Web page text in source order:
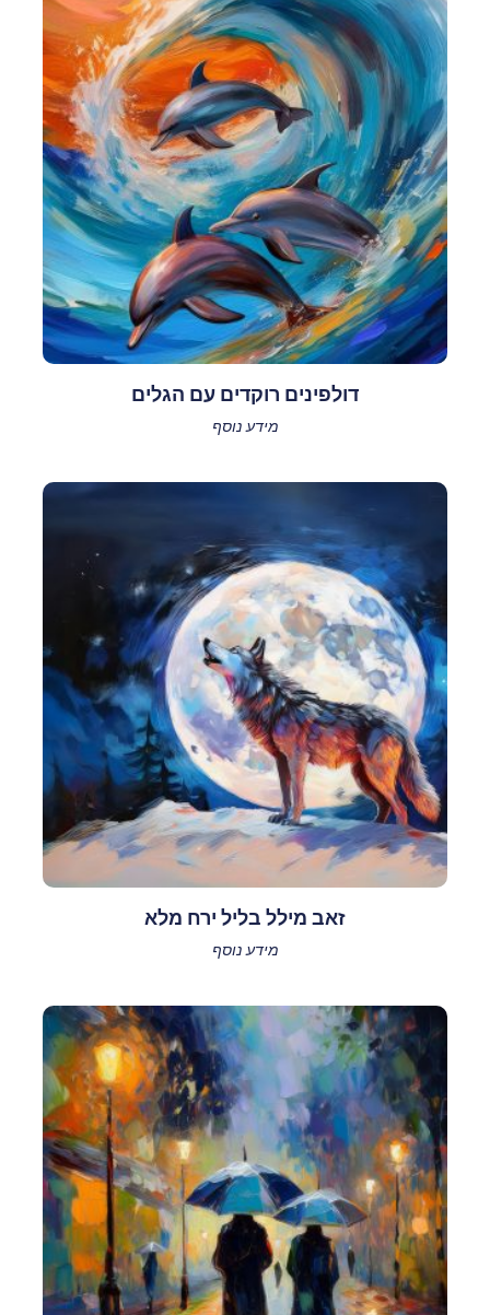
דולפינים רוקדים עם הגלים
מידע נוסף
זאב מילל בליל ירח מלא
מידע נוסף